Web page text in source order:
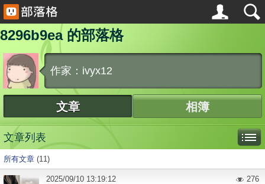
8296b9ea 的部落格
作家：ivyx12
文章 相簿
文章列表
所有文章 (11)
2025/09/10 13:19:12 276